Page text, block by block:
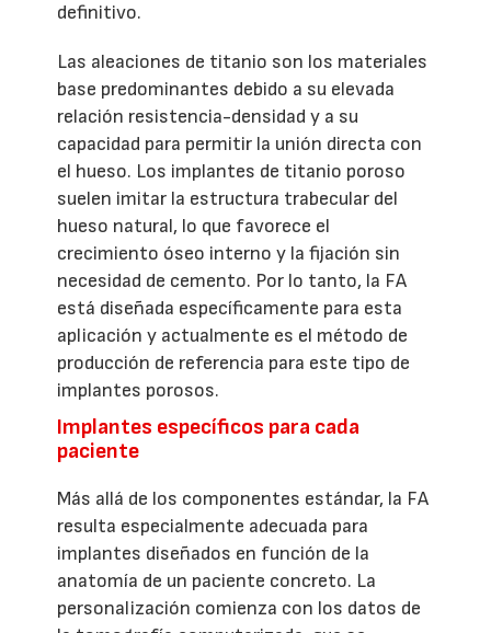
definitivo.
Las aleaciones de titanio son los materiales
base predominantes debido a su elevada
relación resistencia-densidad y a su
capacidad para permitir la unión directa con
el hueso. Los implantes de titanio poroso
suelen imitar la estructura trabecular del
hueso natural, lo que favorece el
crecimiento óseo interno y la fijación sin
necesidad de cemento. Por lo tanto, la FA
está diseñada específicamente para esta
aplicación y actualmente es el método de
producción de referencia para este tipo de
implantes porosos.
Implantes específicos para cada
paciente
Más allá de los componentes estándar, la FA
resulta especialmente adecuada para
implantes diseñados en función de la
anatomía de un paciente concreto. La
personalización comienza con los datos de